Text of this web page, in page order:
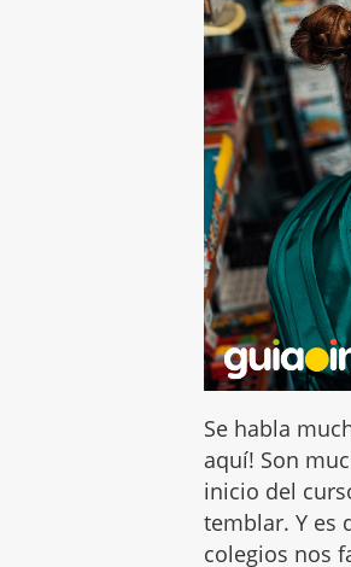
Se habla
aquí! Son
inicio del
temblar. Y es
colegios nos